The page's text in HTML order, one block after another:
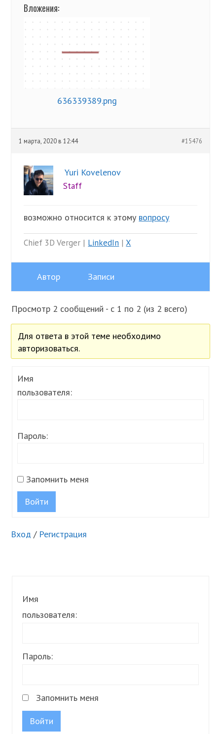
Вложения:
636339389.png
1 марта, 2020 в 12:44 #15476
Yuri Kovelenov
Staff
возможно относится к этому вопросу
Chief 3D Verger | LinkedIn |X
Автор Записи
Просмотр 2 сообщений - с 1 по 2 (из 2 всего)
Для ответа в этой теме необходимо
авторизоваться.
Имя
пользователя:
Пароль:
Запомнить меня
Войти
Вход / Регистрация
Имя
пользователя:
Пароль:
Запомнить меня
Войти